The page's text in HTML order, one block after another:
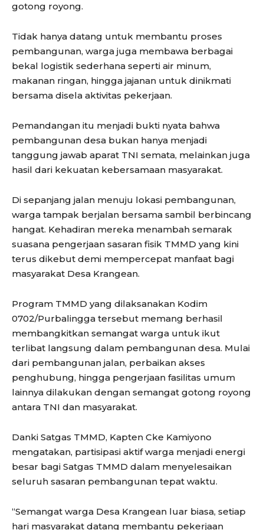
gotong royong.
Tidak hanya datang untuk membantu proses
pembangunan, warga juga membawa berbagai
bekal logistik sederhana seperti air minum,
makanan ringan, hingga jajanan untuk dinikmati
bersama disela aktivitas pekerjaan.
Pemandangan itu menjadi bukti nyata bahwa
pembangunan desa bukan hanya menjadi
tanggung jawab aparat TNI semata, melainkan juga
hasil dari kekuatan kebersamaan masyarakat.
Di sepanjang jalan menuju lokasi pembangunan,
warga tampak berjalan bersama sambil berbincang
hangat. Kehadiran mereka menambah semarak
suasana pengerjaan sasaran fisik TMMD yang kini
terus dikebut demi mempercepat manfaat bagi
masyarakat Desa Krangean.
Program TMMD yang dilaksanakan Kodim
0702/Purbalingga tersebut memang berhasil
membangkitkan semangat warga untuk ikut
terlibat langsung dalam pembangunan desa. Mulai
dari pembangunan jalan, perbaikan akses
penghubung, hingga pengerjaan fasilitas umum
lainnya dilakukan dengan semangat gotong royong
antara TNI dan masyarakat.
Danki Satgas TMMD, Kapten Cke Kamiyono
mengatakan, partisipasi aktif warga menjadi energi
besar bagi Satgas TMMD dalam menyelesaikan
seluruh sasaran pembangunan tepat waktu.
“Semangat warga Desa Krangean luar biasa, setiap
hari masyarakat datang membantu pekerjaan